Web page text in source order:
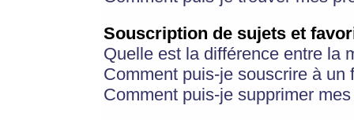
Souscription de sujets et
Quelle est la différence entre la
Comment puis-je souscrire à
Comment puis-je supprimer